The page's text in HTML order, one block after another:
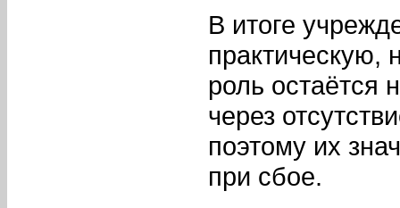
В итоге
роль остаётся
через
поэтому их
при сбое.